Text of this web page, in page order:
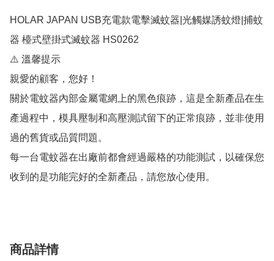
HOLAR JAPAN USB充電款電擊滅蚊器|光觸媒誘蚊燈|捕蚊
器 檯式壁掛式滅蚊器 HS0262
⚠️ 溫馨提示
親愛的顧客，您好！
關於電蚊器內部金屬電網上的黑色痕跡，這是全新產品在生
產過程中，模具壓制和高壓測試留下的正常痕跡，並非使用
過的舊貨或品質問題。
每一台電蚊器在出廠前都會經過嚴格的功能測試，以確保您
收到的是功能完好的全新產品，請您放心使用。
商品詳情